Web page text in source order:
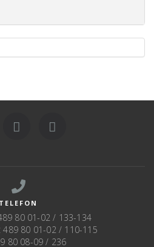
TELEFON
80 01-02 / 133-134
489 80 01-02 / 110-115
80 08-09 / 236